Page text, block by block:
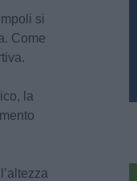
si
Come
la